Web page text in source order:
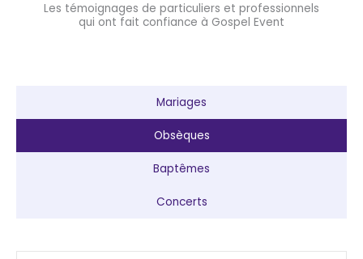
Les témoignages de particuliers et professionnels
qui ont fait confiance à Gospel Event
Mariages
Obsèques
Baptêmes
Concerts